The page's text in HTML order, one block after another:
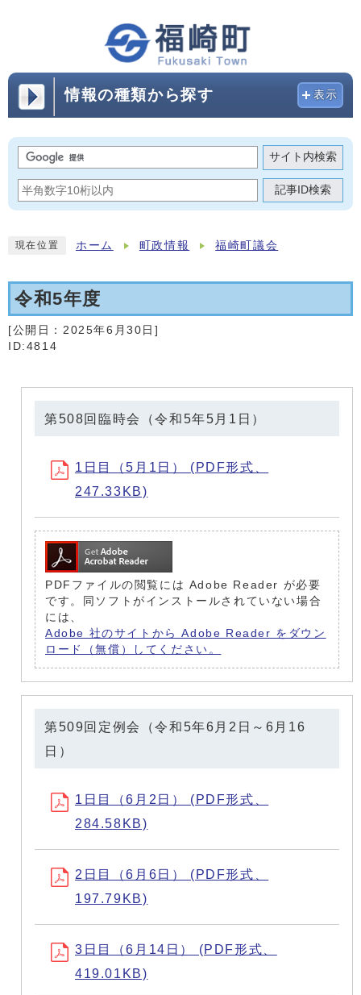
情報の種類から探す 表示
サイト内検索
記事ID検索
現在位置 ホーム 町政情報 福崎町議会
令和5年度
[公開日： 2025年6月30日 ]
ID:4814
第508回臨時会（令和5年5月1日）
1日目（5月1日） (PDF形式、
247.33KB)
PDFファイルの閲覧には Adobe Reader が必要
です。同ソフトがインストールされていない場合
には、
Adobe 社のサイトから Adobe Reader をダウン
ロード（無償）してください。
第509回定例会（令和5年6月2日～6月16
日）
1日目（6月2日） (PDF形式、
284.58KB)
2日目（6月6日） (PDF形式、
197.79KB)
3日目（6月14日） (PDF形式、
419.01KB)